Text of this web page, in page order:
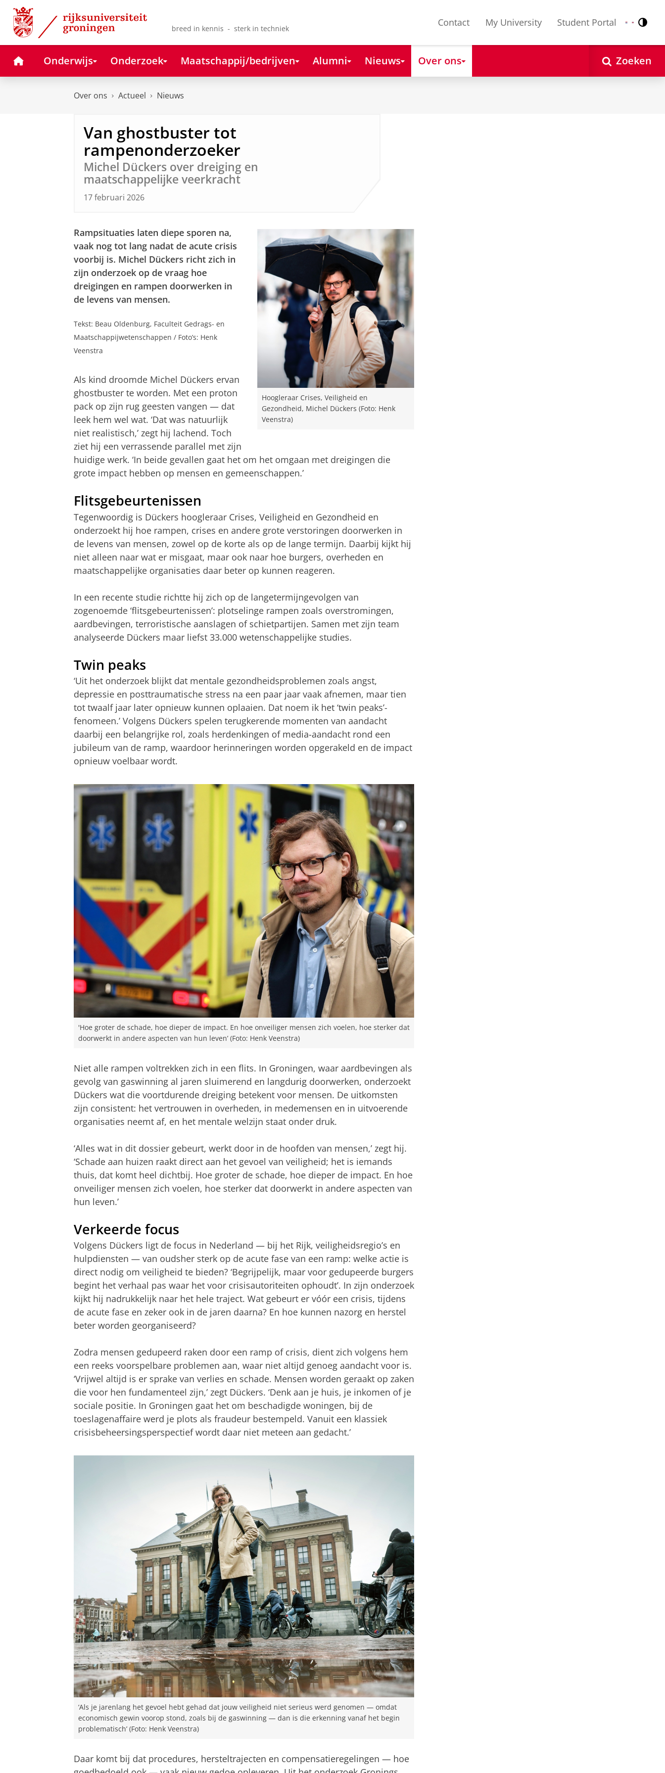
Skip
Content
Skip
Navigation
breed in kennis - sterk in techniek
Contact My University Student Portal Nederlands
English
HomeOnderwijs Onderzoek Maatschappij/bedrijven Alumni Nieuws Over ons Zoeken
Over ons Actueel Nieuws
Van ghostbuster tot
rampenonderzoeker
Michel Dückers over dreiging en
maatschappelijke veerkracht
17 februari 2026
Hoogleraar Crises, Veiligheid en
Gezondheid, Michel Dückers (Foto: Henk
Veenstra)
Rampsituaties laten diepe sporen na,
vaak nog tot lang nadat de acute crisis
voorbij is. Michel Dückers richt zich in
zijn onderzoek op de vraag hoe
dreigingen en rampen doorwerken in
de levens van mensen.
Tekst: Beau Oldenburg, Faculteit Gedrags- en
Maatschappijwetenschappen / Foto’s: Henk
Veenstra
Als kind droomde Michel Dückers ervan
ghostbuster te worden. Met een proton
pack op zijn rug geesten vangen — dat
leek hem wel wat. ‘Dat was natuurlijk
niet realistisch,’ zegt hij lachend. Toch
ziet hij een verrassende parallel met zijn
huidige werk. ‘In beide gevallen gaat het om het omgaan met dreigingen die
grote impact hebben op mensen en gemeenschappen.’
Flitsgebeurtenissen
Tegenwoordig is Dückers hoogleraar Crises, Veiligheid en Gezondheid en
onderzoekt hij hoe rampen, crises en andere grote verstoringen doorwerken in
de levens van mensen, zowel op de korte als op de lange termijn. Daarbij kijkt hij
niet alleen naar wat er misgaat, maar ook naar hoe burgers, overheden en
maatschappelijke organisaties daar beter op kunnen reageren.
In een recente studie richtte hij zich op de langetermijngevolgen van
zogenoemde ‘flitsgebeurtenissen’: plotselinge rampen zoals overstromingen,
aardbevingen, terroristische aanslagen of schietpartijen. Samen met zijn team
analyseerde Dückers maar liefst 33.000 wetenschappelijke studies.
Twin peaks
‘Uit het onderzoek blijkt dat mentale gezondheidsproblemen zoals angst,
depressie en posttraumatische stress na een paar jaar vaak afnemen, maar tien
tot twaalf jaar later opnieuw kunnen oplaaien. Dat noem ik het ‘twin peaks’-
fenomeen.’ Volgens Dückers spelen terugkerende momenten van aandacht
daarbij een belangrijke rol, zoals herdenkingen of media-aandacht rond een
jubileum van de ramp, waardoor herinneringen worden opgerakeld en de impact
opnieuw voelbaar wordt.
'Hoe groter de schade, hoe dieper de impact. En hoe onveiliger mensen zich voelen, hoe sterker dat
doorwerkt in andere aspecten van hun leven’ (Foto: Henk Veenstra)
Niet alle rampen voltrekken zich in een flits. In Groningen, waar aardbevingen als
gevolg van gaswinning al jaren sluimerend en langdurig doorwerken, onderzoekt
Dückers wat die voortdurende dreiging betekent voor mensen. De uitkomsten
zijn consistent: het vertrouwen in overheden, in medemensen en in uitvoerende
organisaties neemt af, en het mentale welzijn staat onder druk.
‘Alles wat in dit dossier gebeurt, werkt door in de hoofden van mensen,’ zegt hij.
‘Schade aan huizen raakt direct aan het gevoel van veiligheid; het is iemands
thuis, dat komt heel dichtbij. Hoe groter de schade, hoe dieper de impact. En hoe
onveiliger mensen zich voelen, hoe sterker dat doorwerkt in andere aspecten van
hun leven.’
Verkeerde focus
Volgens Dückers ligt de focus in Nederland — bij het Rijk, veiligheidsregio’s en
hulpdiensten — van oudsher sterk op de acute fase van een ramp: welke actie is
direct nodig om veiligheid te bieden? ‘Begrijpelijk, maar voor gedupeerde burgers
begint het verhaal pas waar het voor crisisautoriteiten ophoudt’. In zijn onderzoek
kijkt hij nadrukkelijk naar het hele traject. Wat gebeurt er vóór een crisis, tijdens
de acute fase en zeker ook in de jaren daarna? En hoe kunnen nazorg en herstel
beter worden georganiseerd?
Zodra mensen gedupeerd raken door een ramp of crisis, dient zich volgens hem
een reeks voorspelbare problemen aan, waar niet altijd genoeg aandacht voor is.
‘Vrijwel altijd is er sprake van verlies en schade. Mensen worden geraakt op zaken
die voor hen fundamenteel zijn,’ zegt Dückers. ‘Denk aan je huis, je inkomen of je
sociale positie. In Groningen gaat het om beschadigde woningen, bij de
toeslagenaffaire werd je plots als fraudeur bestempeld. Vanuit een klassiek
crisisbeheersingsperspectief wordt daar niet meteen aan gedacht.’
‘Als je jarenlang het gevoel hebt gehad dat jouw veiligheid niet serieus werd genomen — omdat
economisch gewin voorop stond, zoals bij de gaswinning — dan is die erkenning vanaf het begin
problematisch’ (Foto: Henk Veenstra)
Daar komt bij dat procedures, hersteltrajecten en compensatieregelingen — hoe